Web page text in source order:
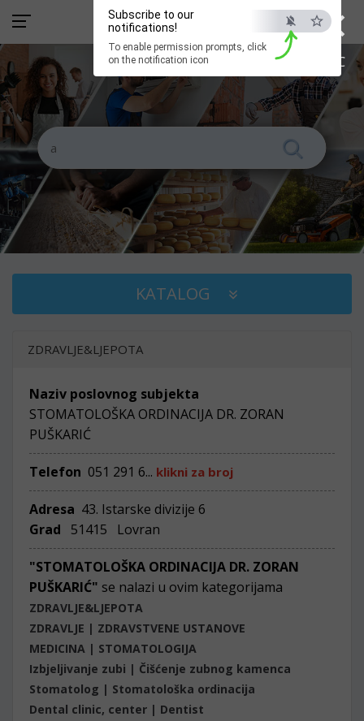
×
ESC
Subscribe to our
notifications!
To enable permission prompts, click
on the notification icon
KATALOG
ZDRAVLJE&LJEPOTA
Naziv poslovnog subjekta
STOMATOLOŠKA ORDINACIJA DR. ZORAN
PUŠKARIĆ
Telefon 051 291 6... klikni za broj
Adresa 43. Istarske divizije 6
Grad
51415 Lovran
"STOMATOLOŠKA ORDINACIJA DR. ZORAN
PUŠKARIĆ" se nalazi u ovim kategorijama
ZDRAVLJE&LJEPOTA
ZDRAVLJE | ZDRAVSTVENE USTANOVE
MEDICINA | STOMATOLOGIJA
Izbjeljivanje zubi | Čišćenje zubnog kamenca
Stomatolog | Stomatološka ordinacija
Dental clinic, center | Dentist